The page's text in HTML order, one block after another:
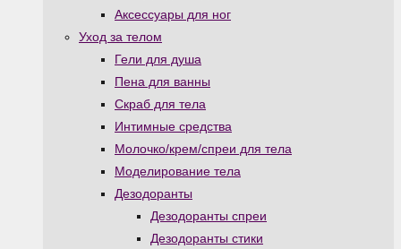
Аксессуары для ног
Уход за телом
Гели для душа
Пена для ванны
Скраб для тела
Интимные средства
Молочко/крем/спреи для тела
Моделирование тела
Дезодоранты
Дезодоранты спреи
Дезодоранты стики